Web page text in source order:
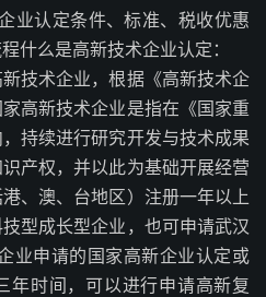
业认定条件、标准、税收优惠
什么是高新技术企业认定：
技术企业，根据《高新技术企
高新技术企业是指在《国家重
持续进行研究开发与技术成果
产权，并以此为基础开展经营
、澳、台地区）注册一年以上
型成长型企业，也可申请武汉
业申请的国家高新企业认定或
年时间，可以进行申请高新复